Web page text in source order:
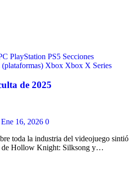
PlayStation PS5 Secciones
Xbox Xbox X Series
de 2025
Ene 16, 2026 0
toda la industria del videojuego sintió
de Hollow Knight: Silksong y…